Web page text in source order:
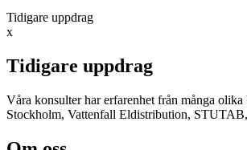
Tidigare uppdrag
x
Tidigare uppdrag
Våra konsulter har erfarenhet från många
Stockholm, Vattenfall Eldistribution,